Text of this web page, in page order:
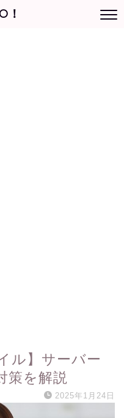
！
ル】サーバー
策を解説
2025年1月24日